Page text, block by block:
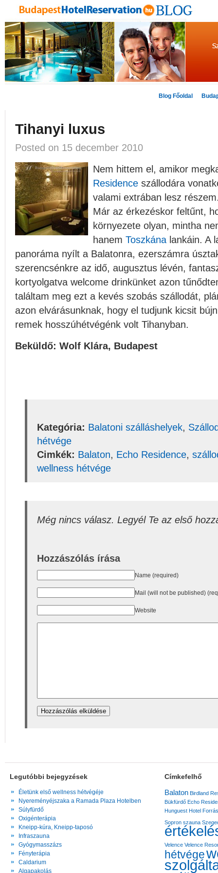
Blog Főoldal
Tihanyi luxus
Posted on 15 december 2010
Nem hittem el, amikor
Residence szállodára
valami extrában lesz
Már az érkezéskor feltűnt,
környezete olyan, mintha
hanem Toszkána lankáin. A
panoráma nyílt a Balatonra, ezerszámra
szerencsénkre az idő, augusztus lévén,
kortyolgatva welcome drinkünket azon
találtam meg ezt a kevés szobás szállodát,
azon elvárásunknak, hogy el tudjunk kicsit
remek hosszúhétvégénk volt Tihanyban.
Beküldő: Wolf Klára, Budapest
Kategória: Balatoni szálláshelyek,
hétvége
Cimkék: Balaton, Echo Residence,
wellness hétvége
Még nincs válasz. Legyél Te az első
Hozzászólás írása
Name (required)
Mail (will not be published)
Website
Legutóbbi bejegyzések
Életünk első wellness hétvégéje
Nyereményéjszaka a Ramada Plaza Hotelben
Súlyfürdő
Oxigénterápia
Kneipp-kúra, Kneipp-taposó
Infraszauna
Gyógymasszázs
Fényterápia
Caldarium
Algapakolás
Címkefelhő
Balaton Birdland
Bükfürdő Echo
Hunguest Hotel Forrás
Sopron szauna
Velence Velence
hétvége